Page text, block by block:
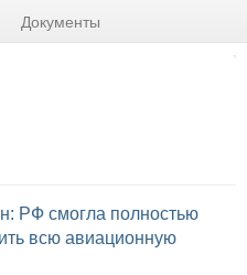
Документы
всю авиационную